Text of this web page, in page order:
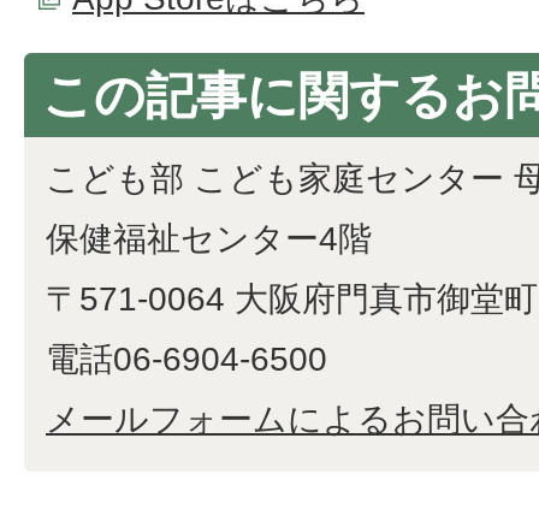
この記事に関するお
こども部 こども家庭センター
保健福祉センター4階
〒571-0064 大阪府門真市御堂
電話06-6904-6500
メールフォームによるお問い合